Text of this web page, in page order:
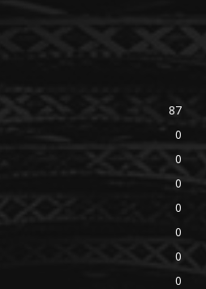
87
0
0
0
0
0
0
0